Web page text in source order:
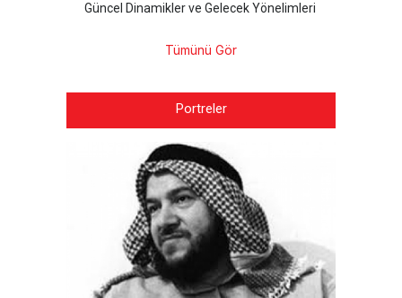
Güncel Dinamikler ve Gelecek Yönelimleri
Tümünü Gör
Portreler